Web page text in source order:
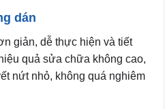
dán
giản, dễ thực hiện và tiết
quả sửa chữa không cao,
nứt nhỏ, không quá nghiêm